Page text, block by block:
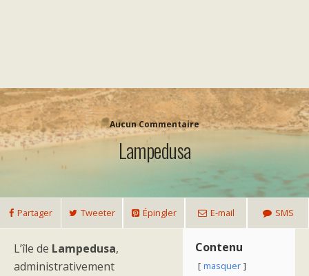
Aucun Commentaire
Lampedusa
Partager Tweeter Épingler E-mail SMS
Contenu
masquer
L’île de Lampedusa,
administrativement